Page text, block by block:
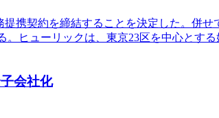
携契約を締結することを決定した。併
。ヒューリックは、東京23区を中心とす
会社化